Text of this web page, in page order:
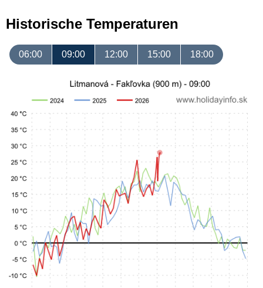
Historische Temperaturen
06:00 09:00 12:00 15:00 18:00